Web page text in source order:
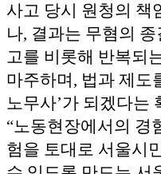
사고 당시 원청의 책
나, 결과는 무혐의
고를 비롯해 반복되
마주하며, 법과 제도
노무사’가 되겠다는
“노동현장에서의 경
험을 토대로 서울시